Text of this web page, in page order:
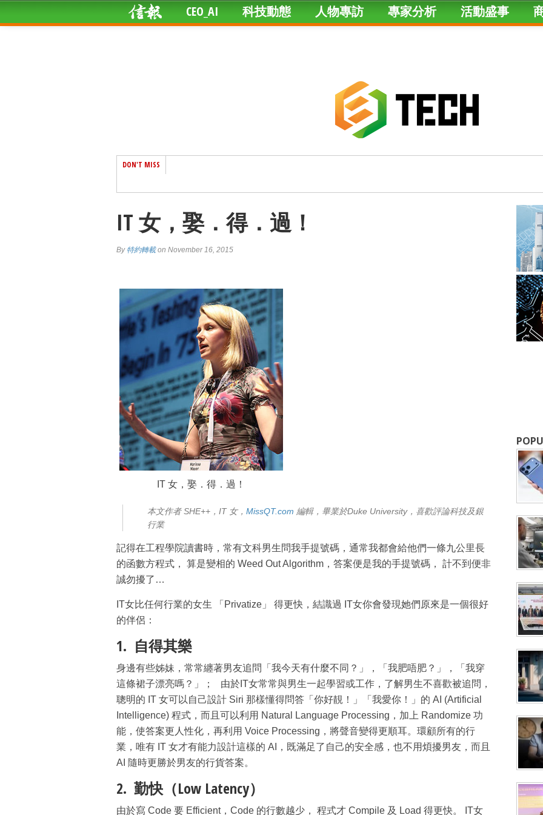
CEO_AI 科技動態 人物專訪 專家分析 活動盛事
DON'T MISS
IT 女，娶．得．過！
By 特約轉載on November 16, 2015
IT 女，娶．得．過！
本文作者 SHE++，IT 女， MissQT.com 編輯，畢業於Duke University，喜歡評論科技及銀
行業
記得在工程學院讀書時，常有文科男生問我手提號碼，通常我都會給他們一條九公里長
的函數方程式， 算是變相的 Weed Out Algorithm，答案便是我的手提號碼， 計不到便非
誠勿擾了…
IT女比任何行業的女生 「Privatize」 得更快，結識過 IT女你會發現她們原來是一個很好
的伴侶：
1. 自得其樂
身邊有些姊妹，常常纏著男友追問「我今天有什麼不同？」，「我肥唔肥？」，「我穿
這條裙子漂亮嗎？」； 由於IT女常常與男生一起學習或工作，了解男生不喜歡被追問，
聰明的 IT 女可以自己設計 Siri 那樣懂得問答「你好靚！」「我愛你！」的 AI (Artificial
Intelligence) 程式，而且可以利用 Natural Language Processing，加上 Randomize 功
能，使答案更人性化，再利用 Voice Processing，將聲音變得更順耳。環顧所有的行
業，唯有 IT 女才有能力設計這樣的 AI，既滿足了自己的安全感，也不用煩擾男友，而且
AI 隨時更勝於男友的行貨答案。
2. 勤快（Low Latency）
由於寫 Code 要 Efficient，Code 的行數越少， 程式才 Compile 及 Load 得更快。 IT女
最新資訊（附創業懶人包），直達